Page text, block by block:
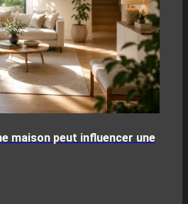
maison peut influencer une